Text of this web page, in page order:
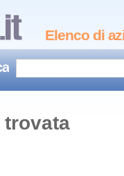
Elenco di
trovata